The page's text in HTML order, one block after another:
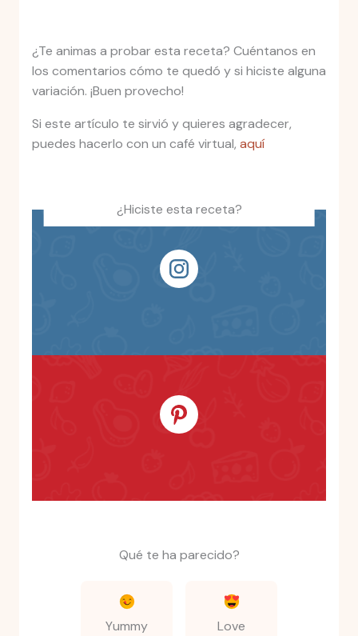
¿Te animas a probar esta receta? Cuéntanos en
los comentarios cómo te quedó y si hiciste alguna
variación. ¡Buen provecho!
Si este artículo te sirvió y quieres agradecer,
puedes hacerlo con un café virtual, aquí
¿Hiciste esta receta?
Qué te ha parecido?
Yummy
Love